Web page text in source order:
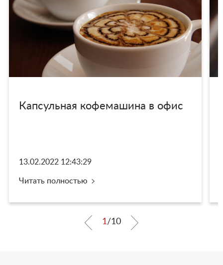
Капсульная кофемашина в офис
13.02.2022 12:43:29
Читать полностью
1/10